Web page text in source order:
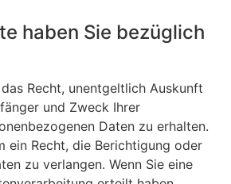
haben Sie bezüglich
Recht, unentgeltlich Auskunft
und Zweck Ihrer
Daten zu erhalten.
ein Recht, die Berichtigung oder
zu verlangen. Wenn Sie eine